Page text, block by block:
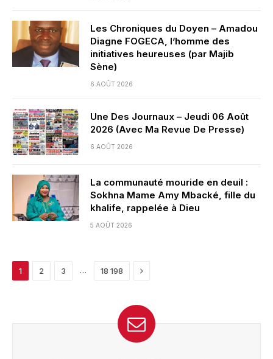
Les Chroniques du Doyen – Amadou
Diagne FOGECA, l’homme des
initiatives heureuses (par Majib
Sène)
6 AOÛT 2026
Une Des Journaux – Jeudi 06 Août
2026 (Avec Ma Revue De Presse)
6 AOÛT 2026
La communauté mouride en deuil :
Sokhna Mame Amy Mbacké, fille du
khalife, rappelée à Dieu
5 AOÛT 2026
1 2 3 … 18 198 Next